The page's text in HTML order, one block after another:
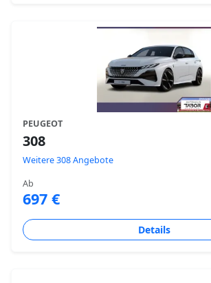
PEUGEOT
308
Weitere 308 Angebote
Ab
697 €
Details